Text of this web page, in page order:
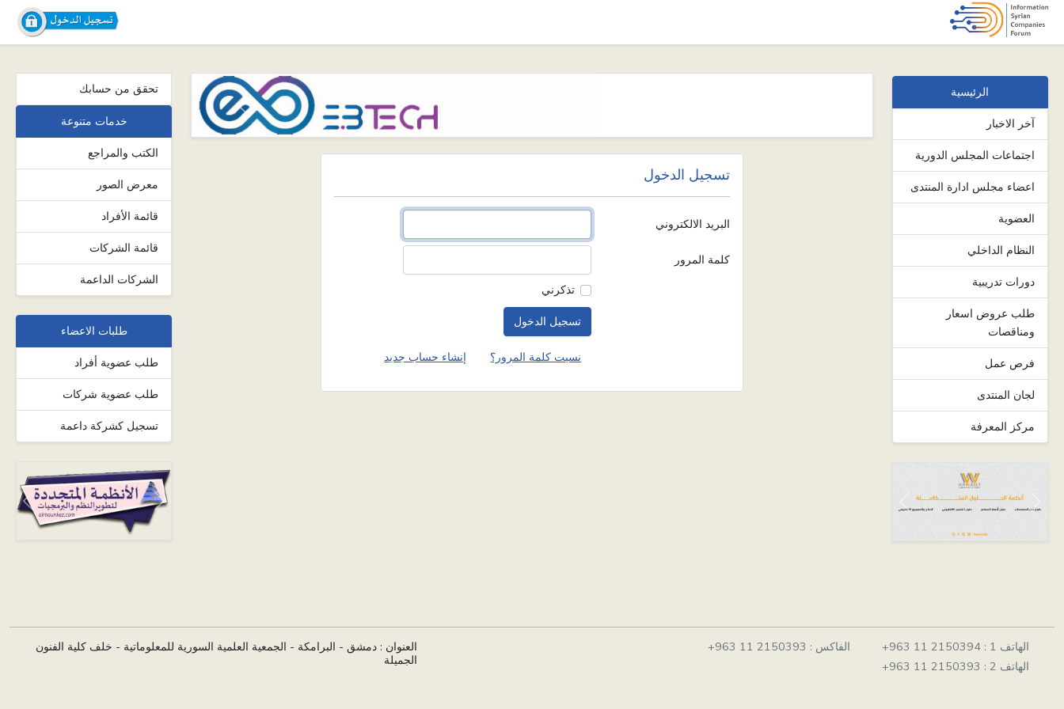
الرئيسية
آخر الاخبار
اجتماعات المجلس الدورية
اعضاء مجلس ادارة المنتدى
العضوية
النظام الداخلي
دورات تدريبية
طلب عروض اسعار
ومناقصات
فرص عمل
لجان المنتدى
مركز المعرفة
Previous
Next
Next
تسجيل الدخول
البريد الالكتروني
كلمة المرور
تذكرني
تسجيل الدخول
نسيت كلمة المرور؟ إنشاء حساب جديد
تحقق من حسابك
خدمات متنوعة
الكتب والمراجع
معرض الصور
قائمة الأفراد
قائمة الشركات
الشركات الداعمة
طلبات الاعضاء
طلب عضوية أفراد
طلب عضوية شركات
تسجيل كشركة داعمة
Previous
Next
الهاتف 1 :
+963 11 2150394
الهاتف 2 :
+963 11 2150393
الفاكس : +963 11 2150393
العنوان : دمشق - البرامكة - الجمعية العلمية السورية للمعلوماتية - خلف كلية الفنون
الجميلة